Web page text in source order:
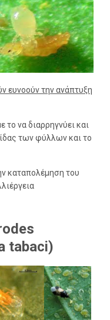
ευνοούν την ανάπτυξη
να διαρρηγνύει και
των φύλλων και το
καταπολέμηση του
tabaci)